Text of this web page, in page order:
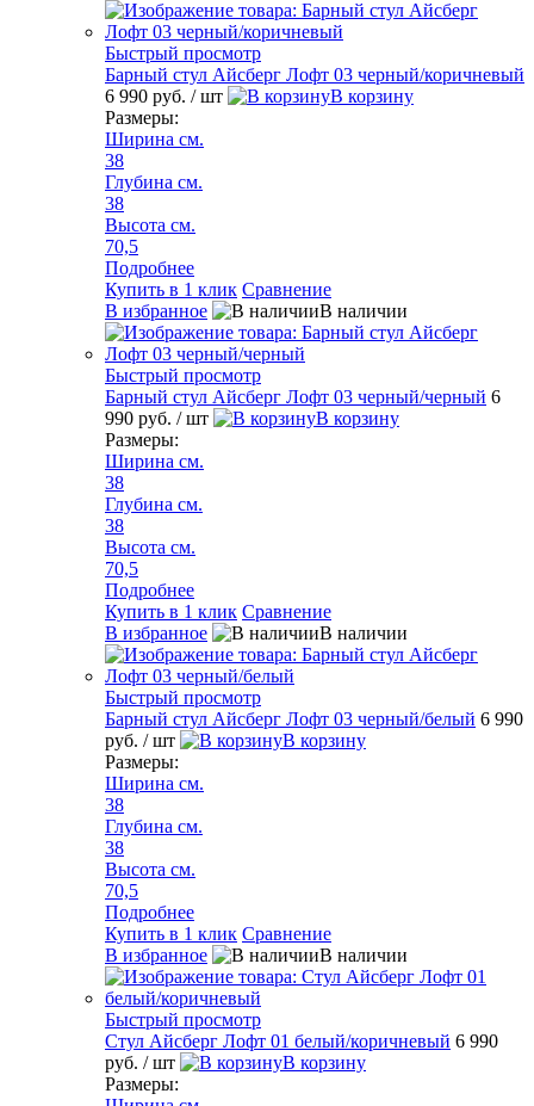
Быстрый просмотр
Барный стул Айсберг Лофт 03 черный/коричневый
6 990 руб. / шт
В корзину
Размеры:
Ширина см.
38
Глубина см.
38
Высота см.
70,5
Подробнее
Купить в 1 клик Сравнение
В избранное
В наличии
Быстрый просмотр
Барный стул Айсберг Лофт 03 черный/черный 6
990 руб. / шт
В корзину
Размеры:
Ширина см.
38
Глубина см.
38
Высота см.
70,5
Подробнее
Купить в 1 клик Сравнение
В избранное
В наличии
Быстрый просмотр
Барный стул Айсберг Лофт 03 черный/белый 6 990
руб. / шт
В корзину
Размеры:
Ширина см.
38
Глубина см.
38
Высота см.
70,5
Подробнее
Купить в 1 клик Сравнение
В избранное
В наличии
Быстрый просмотр
Стул Айсберг Лофт 01 белый/коричневый 6 990
руб. / шт
В корзину
Размеры: